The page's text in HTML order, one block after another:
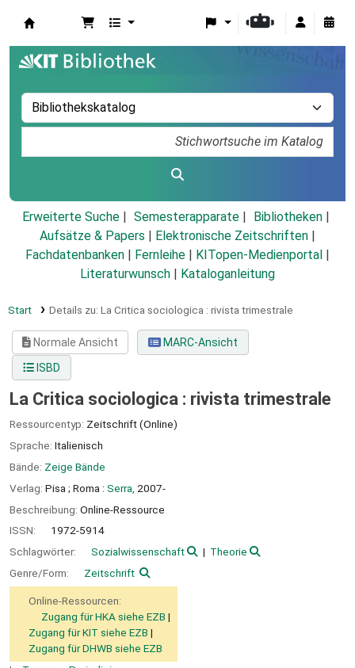
Erweiterte Suche Semesterapparate
Bibliotheken
Aufsätze & Papers
Elektronische Zeitschriften
Fachdatenbanken
Fernleihe KITopen-Medienportal
Literaturwunsch
Kataloganleitung
Start Details zu: La Critica sociologica : rivista trimestrale
Normale Ansicht
MARC-Ansicht
ISBD
La Critica sociologica : rivista trimestrale
Ressourcentyp: Zeitschrift (Online)
Sprache: Italienisch
Bände: Zeige Bände
Verlag: Pisa ; Roma : Serra, 2007-
Beschreibung: Online-Ressource
ISSN:
1972-5914
Schlagwörter:
Sozialwissenschaft
Theorie
Genre/Form:
Zeitschrift
Online-Ressourcen:
Zugang für HKA siehe EZB
Zugang für KIT siehe EZB
Zugang für DHWB siehe EZB